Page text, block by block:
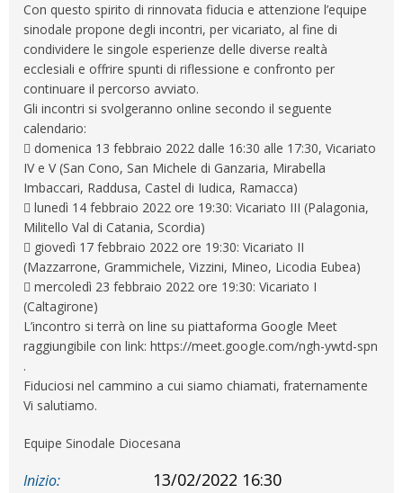
Con questo spirito di rinnovata fiducia e attenzione l’equipe
sinodale propone degli incontri, per vicariato, al fine di
condividere le singole esperienze delle diverse realtà
ecclesiali e offrire spunti di riflessione e confronto per
continuare il percorso avviato.
Gli incontri si svolgeranno online secondo il seguente
calendario:
 domenica 13 febbraio 2022 dalle 16:30 alle 17:30, Vicariato
IV e V (San Cono, San Michele di Ganzaria, Mirabella
Imbaccari, Raddusa, Castel di Iudica, Ramacca)
 lunedì 14 febbraio 2022 ore 19:30: Vicariato III (Palagonia,
Militello Val di Catania, Scordia)
 giovedì 17 febbraio 2022 ore 19:30: Vicariato II
(Mazzarrone, Grammichele, Vizzini, Mineo, Licodia Eubea)
 mercoledì 23 febbraio 2022 ore 19:30: Vicariato I
(Caltagirone)
L’incontro si terrà on line su piattaforma Google Meet
raggiungibile con link: https://meet.google.com/ngh-ywtd-spn
.
Fiduciosi nel cammino a cui siamo chiamati, fraternamente
Vi salutiamo.
Equipe Sinodale Diocesana
Inizio: 13/02/2022 16:30